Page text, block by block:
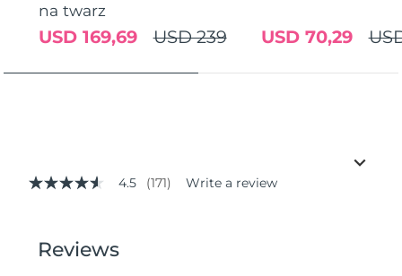
na twarz
USD 239
USD 169,69 USD 70,29
4.5
stars,
average
4.5 (171) Write a review